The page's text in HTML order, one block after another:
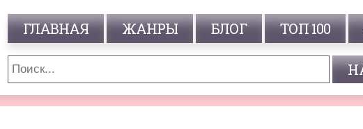
ГЛАВНАЯ ЖАНРЫ БЛОГ ТОП 100